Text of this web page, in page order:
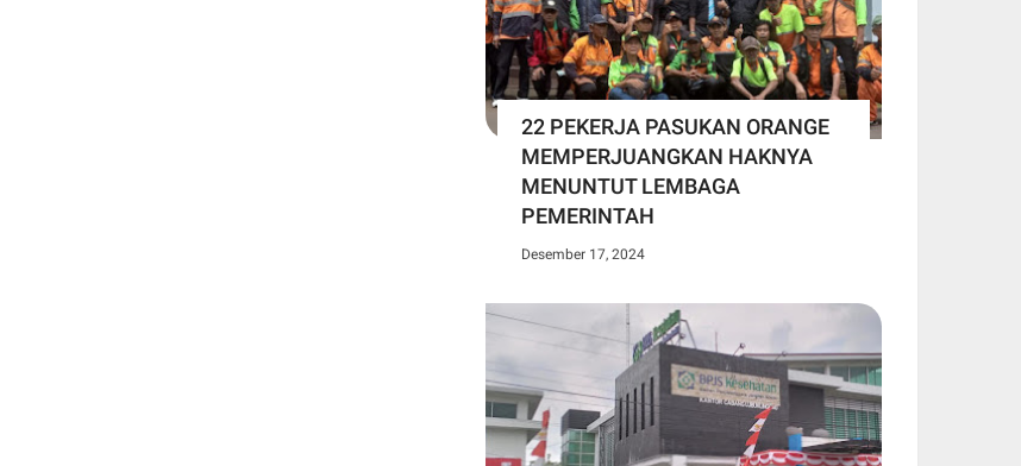
22 PEKERJA PASUKAN ORANGE
MEMPERJUANGKAN HAKNYA
MENUNTUT LEMBAGA
PEMERINTAH
Desember 17, 2024